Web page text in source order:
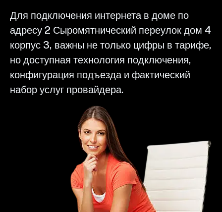
Для подключения интернета в доме по
адресу 2 Сыромятнический переулок дом 4
корпус 3, важны не только цифры в тарифе,
но доступная технология подключения,
конфигурация подъезда и фактический
набор услуг провайдера.